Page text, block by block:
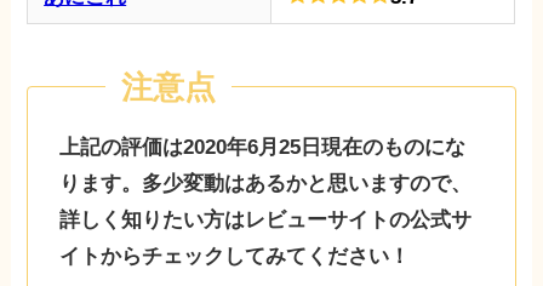
上記の評価は2020年6月25日現在のものにな
ります。多少変動はあるかと思いますので、
詳しく知りたい方はレビューサイトの公式サ
イトからチェックしてみてください！